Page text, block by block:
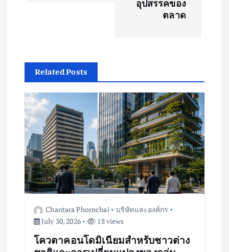
v
g
a
t
อุปสรรคของ
ตลาด
Related Posts
Chantara Phornchai
บริษัทและองค์กร
July 30, 2026
18 views
โควตาคอนโดมิเนียมสำหรับชาวต่าง